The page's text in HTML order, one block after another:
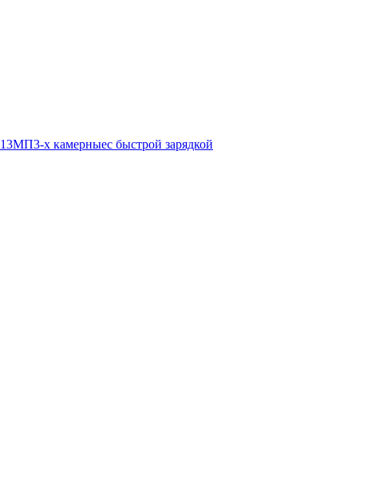
13МП3-х камерныес быстрой зарядкой